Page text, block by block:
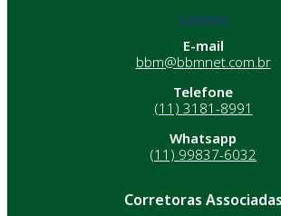
Contato
E-mail
bbm@bbmnet.com.br
Telefone
(11) 3181-8991
Whatsapp
(11) 99837-6032
Corretoras Associadas